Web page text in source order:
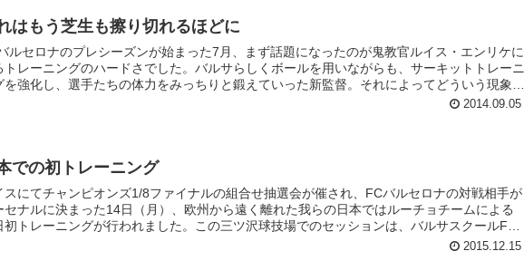
はもう芝生も擦り切れるほどに
ルセロナのプレシーズンが始まった7月、まず話題になったのが鬼教官ルイス・エンリケに
トレーニングのハードさでした。バルサらしくボールを用いながらも、サーキットトレーニ
を強化し、選手たちの体力をみっちりと鍛えていった新監督。それによってどういう現象が
しているかといいますと、練習場の芝生がお疲れモードになるという、ここ数年間は見られ
2014.09.05
での初トレーニング
スにてチャンピオンズ1/8ファイナルの組合せ抽選会が催され、FCバルセロナの対戦相手が
セナルに決まった14日（月）、欧州から遠く離れた我らの日本ではルーチョチームによる
初トレーニングが行われました。この三ツ沢球技場でのセッションは、バルサスクールFCB
コラ葛飾校の子供たち240人がスタンド見学。山下航志郎くん（8）がアカペラのイムノを
2015.12.15